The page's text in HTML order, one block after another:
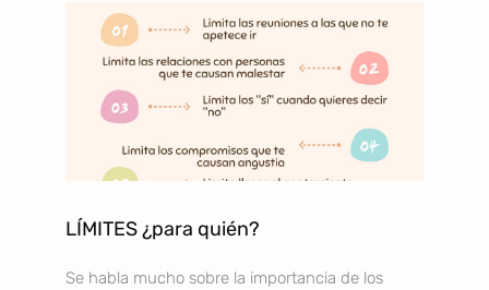
LÍMITES ¿para quién?
Se habla mucho sobre la importancia de los